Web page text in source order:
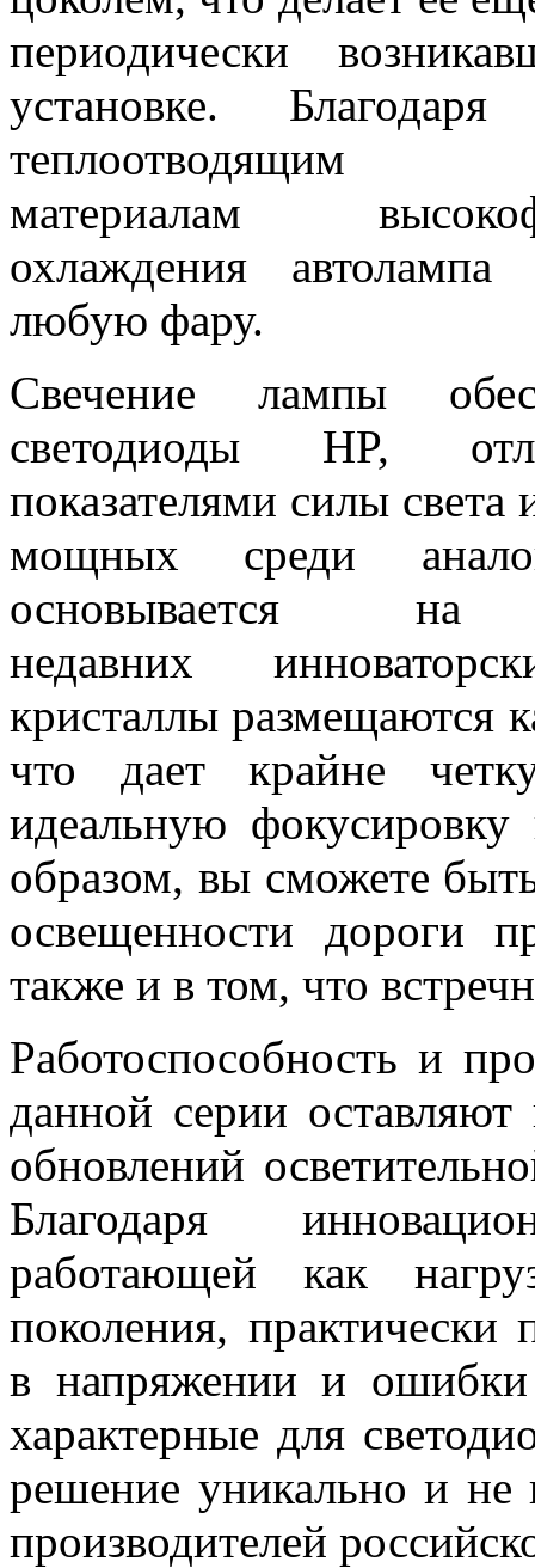
периодически
установке.
теплоотводящим
материалам
охлаждения автолампа
любую фару.
Свечение лампы
светодиоды HP,
показателями силы
мощных среди
основывается
недавних
кристаллы размещаются
что дает крайне
идеальную
образом, вы сможете
освещенности дороги
также и в том, что
Работоспособность и
данной серии
обновлений
Благодаря
работающей как
поколения,
в напряжении и ошибки
характерные для
решение уникально и не
производителей